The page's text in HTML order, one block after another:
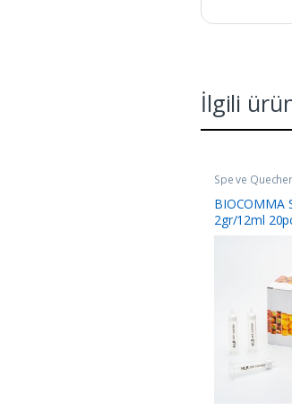
İlgili
Spe ve
BIOCOMMA
2gr/12ml